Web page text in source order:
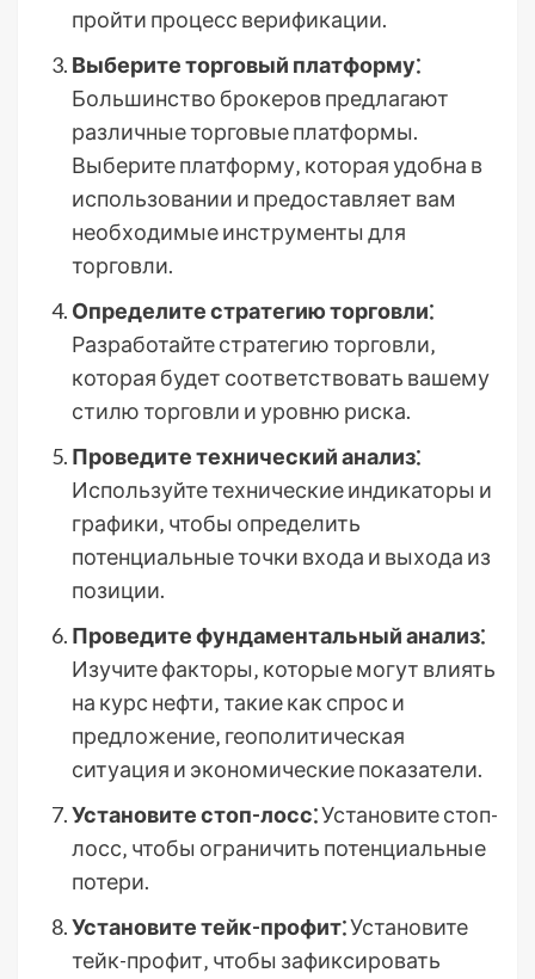
пройти процесс верификации.
Выберите торговый платформу⁚
Большинство брокеров предлагают
различные торговые платформы.
Выберите платформу‚ которая удобна в
использовании и предоставляет вам
необходимые инструменты для
торговли.
Определите стратегию торговли⁚
Разработайте стратегию торговли‚
которая будет соответствовать вашему
стилю торговли и уровню риска.
Проведите технический анализ⁚
Используйте технические индикаторы и
графики‚ чтобы определить
потенциальные точки входа и выхода из
позиции.
Проведите фундаментальный анализ⁚
Изучите факторы‚ которые могут влиять
на курс нефти‚ такие как спрос и
предложение‚ геополитическая
ситуация и экономические показатели.
Установите стоп-лосс⁚Установите стоп-
лосс‚ чтобы ограничить потенциальные
потери.
Установите тейк-профит⁚Установите
тейк-профит‚ чтобы зафиксировать